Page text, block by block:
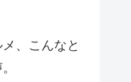
、こんなと